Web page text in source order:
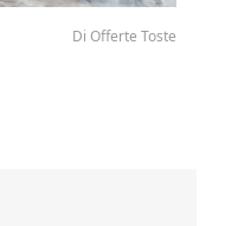
Di Offerte Toste